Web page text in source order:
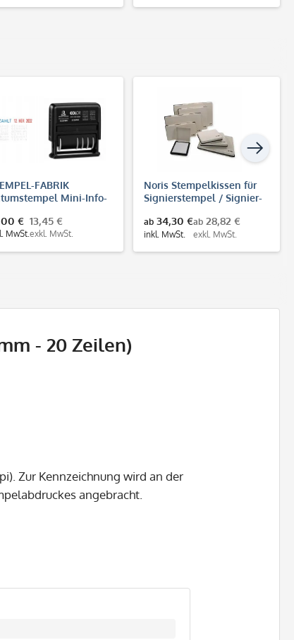
FABRIK
Mini-Info-
€
MwSt.
13,45 €
exkl. MwSt.
Noris Stempelkissen für
Signierstempel / Signier-
Metallgehäuse
ab 34,30 €
inkl. MwSt.
ab 28,82 €
exkl. MwSt.
- 20 Zeilen)
Zur Kennzeichnung wird an der
angebracht.